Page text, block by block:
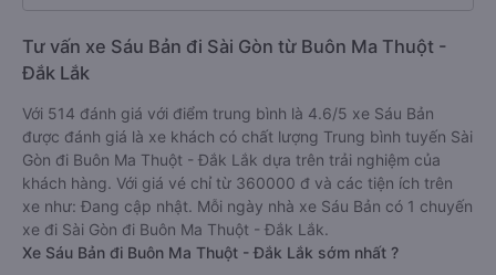
Tư vấn xe Sáu Bản đi Sài Gòn từ Buôn Ma Thuột -
Đắk Lắk
Với 514 đánh giá với điểm trung bình là 4.6/5 xe Sáu Bản
được đánh giá là xe khách có chất lượng Trung bình tuyến Sài
Gòn đi Buôn Ma Thuột - Đắk Lắk dựa trên trải nghiệm của
khách hàng. Với giá vé chỉ từ 360000 đ và các tiện ích trên
xe như: Đang cập nhật. Mỗi ngày nhà xe Sáu Bản có 1 chuyến
xe đi Sài Gòn đi Buôn Ma Thuột - Đắk Lắk.
Xe Sáu Bản đi Buôn Ma Thuột - Đắk Lắk sớm nhất ?